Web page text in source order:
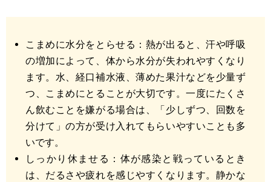
こまめに水分をとらせる：熱が出ると、汗や呼吸
の増加によって、体から水分が失われやすくなり
ます。水、経口補水液、薄めた果汁などを少量ず
つ、こまめにとることが大切です。一度にたくさ
ん飲むことを嫌がる場合は、「少しずつ、回数を
分けて」の方が受け入れてもらいやすいことも多
いです。
しっかり休ませる：体が感染と戦っているとき
は、だるさや疲れを感じやすくなります。静かな